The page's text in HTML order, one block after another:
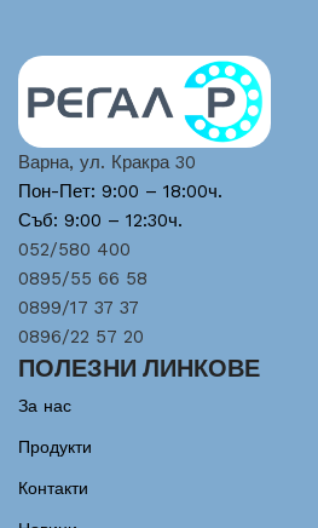
Варна, ул. Кракра 30
Пон-Пет: 9:00 – 18:00ч.
Съб: 9:00 – 12:30ч.
052/580 400
0895/55 66 58
0899/17 37 37
0896/22 57 20
ПОЛЕЗНИ ЛИНКОВЕ
За нас
Продукти
Контакти